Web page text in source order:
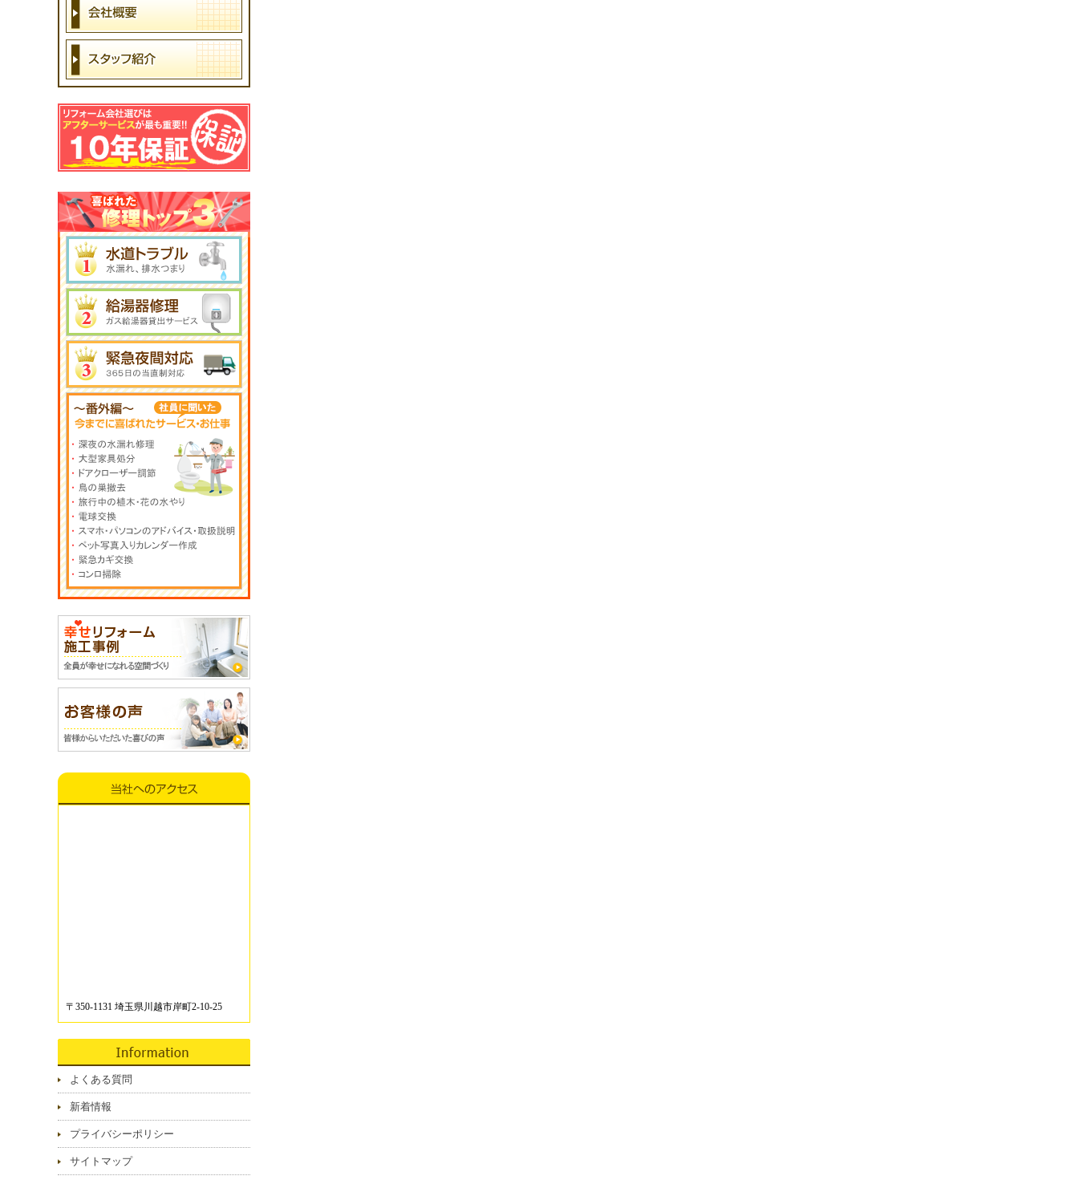
〒350-1131 埼玉県川越市岸町2-10-25
よくある質問
新着情報
プライバシーポリシー
サイトマップ